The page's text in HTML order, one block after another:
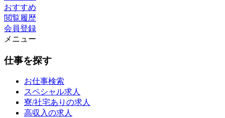
おすすめ
閲覧履歴
会員登録
メニュー
仕事を探す
お仕事検索
スペシャル求人
寮/社宅ありの求人
高収入の求人